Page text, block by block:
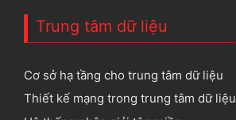
Trung tâm dữ liệu
Cơ sở hạ tầng cho trung tâm dữ liệu
Thiết kế mạng trong trung tâm dữ liệu